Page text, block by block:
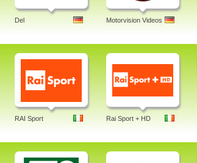
Del Motorvision Videos
RAI Sport Rai Sport + HD